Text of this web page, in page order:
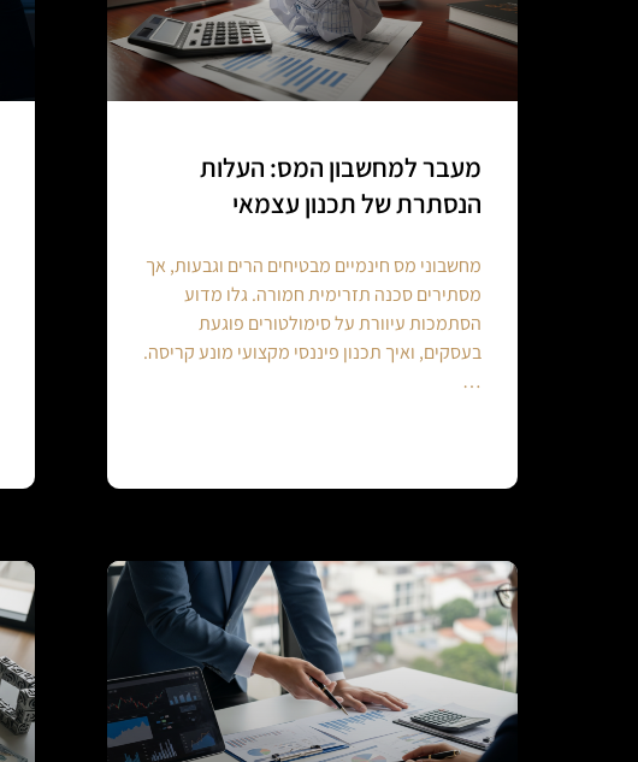
מעבר למחשבון המס: העלות
הנסתרת של תכנון עצמאי
מחשבוני מס חינמיים מבטיחים הרים וגבעות, אך
מסתירים סכנה תזרימית חמורה. גלו מדוע
הסתמכות עיוורת על סימולטורים פוגעת
בעסקים, ואיך תכנון פיננסי מקצועי מונע קריסה.
…